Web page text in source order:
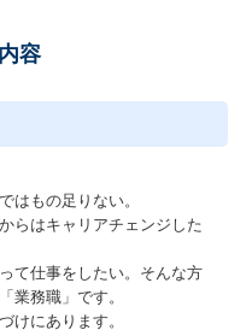
容
はもの足りない。
らはキャリアチェンジした
て仕事をしたい。そんな方
業務職」です。
けにあります。